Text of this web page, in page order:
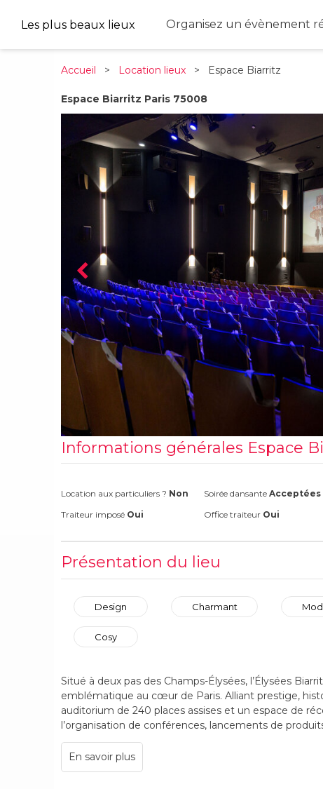
Les plus beaux lieux Organisez un évènement
Accueil > Location lieux > Espace Biarritz
Espace Biarritz Paris 75008
Informations générales Espace
Location aux particuliers ? Non Soirée dansanteAcceptées
Traiteur imposé Oui Office traiteur Oui
Présentation du lieu
Design Charmant
Cosy
Situé à deux pas des Champs-Élysées, l’Élysées
emblématique au cœur de Paris. Alliant prestige,
auditorium de 240 places assises et un espace de
l’organisation de conférences, lancements de
et événements culturels. Sa notoriété, son
une adresse stratégique pour créer des événements